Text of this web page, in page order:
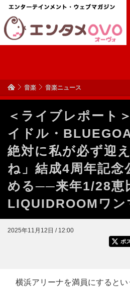
音楽 音楽ニュース
＜ライブレポート
イドル・
絶対に私が必ず迎
ね」結成4周年記念
める──来年1/28恵
LIQUIDROOMワン
2025年11月12日 / 12:00
ポ
横浜アリーナを満員にするとい